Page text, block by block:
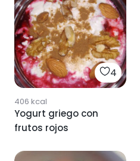
4
406 kcal
Yogurt griego con
frutos rojos